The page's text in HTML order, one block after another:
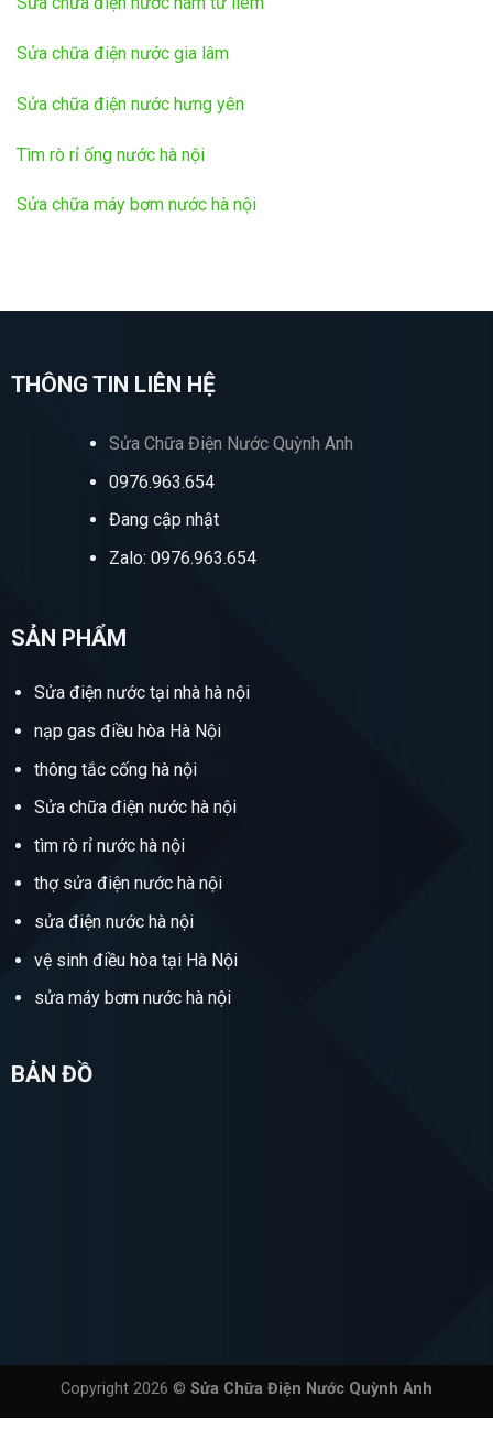
Sửa chữa điện nước gia lâm
Sửa chữa điện nước hưng yên
Tìm rò rỉ ống nước hà nội
Sửa chữa máy bơm nước hà nội
THÔNG TIN LIÊN HỆ
Sửa Chữa Điện Nước Quỳnh Anh
0976.963.654
Đang cập nhật
Zalo: 0976.963.654
SẢN PHẨM
Sửa điện nước tại nhà hà nội
nạp gas điều hòa Hà Nội
thông tắc cống hà nội
Sửa chữa điện nước hà nội
tìm rò rỉ nước hà nội
thợ sửa điện nước hà nội
sửa điện nước hà nội
vệ sinh điều hòa tại Hà Nội
sửa máy bơm nước hà nội
BẢN ĐỒ
Copyright 2026 © Sửa Chữa Điện Nước Quỳnh Anh